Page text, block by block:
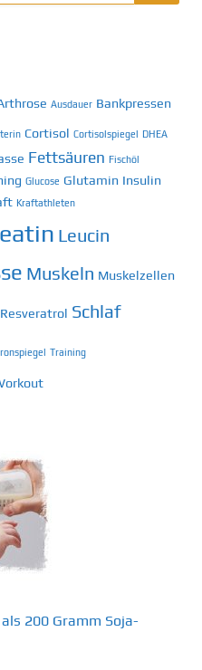
Ausdauer Bankpressen
Cortisol Cortisolspiegel DHEA
Fettsäuren Fischöl
Glucose Glutamin Insulin
Kraftathleten
Leucin
Muskeln Muskelzellen
Resveratrol Schlaf
Training
200 Gramm Soja-